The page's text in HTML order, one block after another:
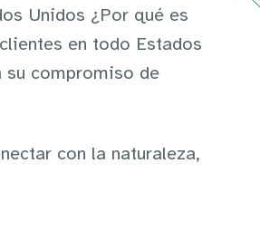
Unidos ¿Por qué es
en todo Estados
su compromiso de
con la naturaleza,